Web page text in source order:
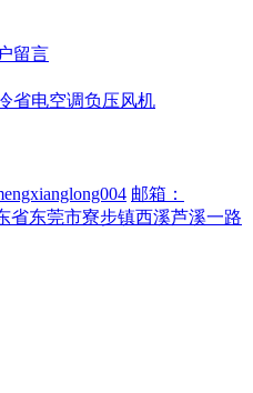
留言
省电空调负压风机
邮箱：
省东莞市寮步镇西溪芦溪一路